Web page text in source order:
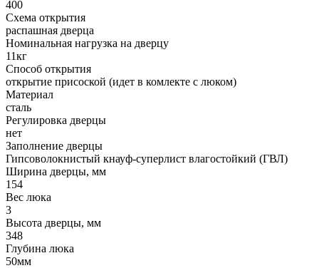
400
Схема открытия
распашная дверца
Номинальная нагрузка на дверцу
11кг
Способ открытия
открытие присоской (идет в комлекте с люком)
Материал
сталь
Регулировка дверцы
нет
Заполнение дверцы
Гипсоволокнистый кнауф-суперлист влагостойкий (ГВЛ)
Ширина дверцы, мм
154
Вес люка
3
Высота дверцы, мм
348
Глубина люка
50мм